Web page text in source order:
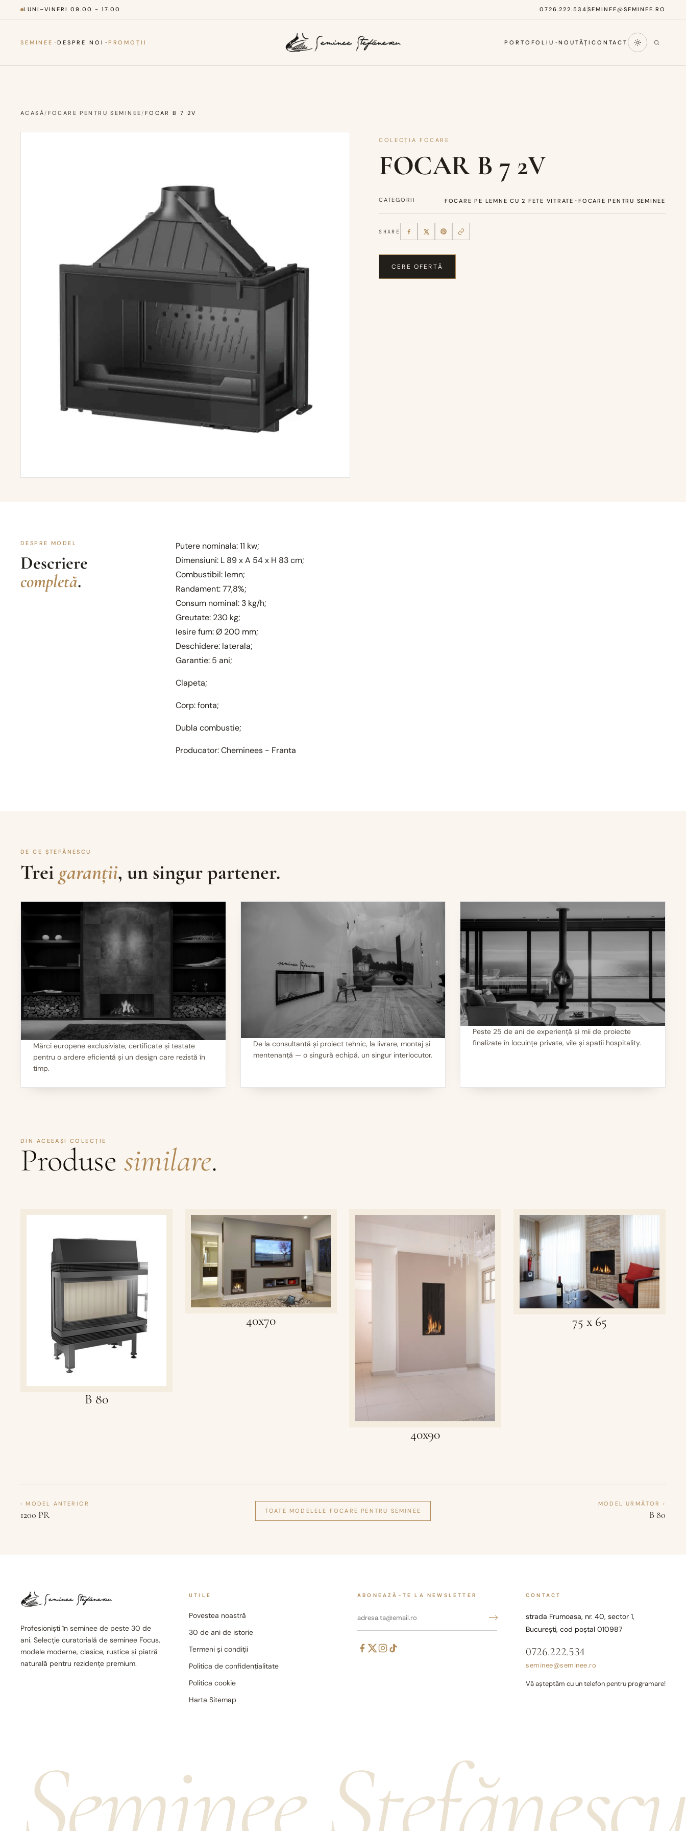
LUNI–VINERI 09.00 - 17.00 0726.222.534 SEMINEE@SEMINEE.RO
SEMINEE DESPRE NOI PROMOȚII PORTOFOLIU NOUTĂȚI CONTACT
ACASĂ/ FOCARE PENTRU SEMINEE/ FOCAR B 7 2V
COLECȚIA FOCARE
FOCAR B 7 2V
CATEGORII FOCARE PE LEMNE CU 2 FETE VITRATE ·FOCARE PENTRU SEMINEE
SHARE
CERE OFERTĂ
DESPRE MODEL
Descriere
completă.
Putere nominala: 11 kw;
Dimensiuni: L 89 x A 54 x H 83 cm;
Combustibil: lemn;
Randament: 77,8%;
Consum nominal: 3 kg/h;
Greutate: 230 kg;
Iesire fum: Ø 200 mm;
Deschidere: laterala;
Garantie: 5 ani;
Clapeta;
Corp: fonta;
Dubla combustie;
Producator: Cheminees - Franta
DE CE ȘTEFĂNESCU
Trei garanții, un singur partener.
I
Calitate garantată
Mărci europene exclusiviste, certificate și testate
pentru o ardere eficientă și un design care rezistă în
timp.
II
De la consultanță și proiect tehnic, la livrare, montaj și
mentenanță — o singură echipă, un singur interlocutor.
III
Peste 25 de ani de experiență și mii de proiecte
finalizate în locuințe private, vile și spații hospitality.
DIN ACEEAȘI COLECȚIE
Produse similare.
B 80
40x70
40x90
75 x 65
‹ MODEL ANTERIOR
1200 PR TOATE MODELELE FOCARE PENTRU SEMINEE
MODEL URMĂTOR ›
B 80
Profesioniști în seminee de peste 30 de
ani. Selecție curatorială de seminee Focus,
modele moderne, clasice, rustice și piatră
naturală pentru rezidențe premium.
UTILE
Povestea noastră
30 de ani de istorie
Termeni și condiții
Politica de confidențialitate
Politica cookie
Harta Sitemap
ABONEAZĂ-TE LA NEWSLETTER CONTACT
strada Frumoasa, nr. 40, sector 1,
București, cod poștal 010987
0726.222.534
seminee@seminee.ro
Vă așteptăm cu un telefon pentru programare!